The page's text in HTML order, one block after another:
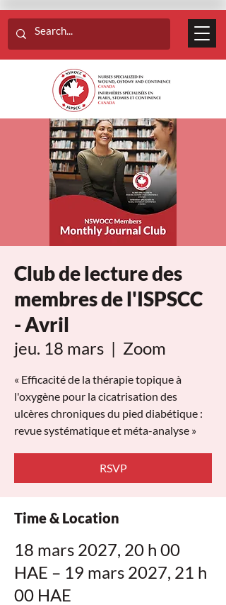
Club de lecture des
membres de l'ISPSCC
- Avril
jeu. 18 mars
  |
Zoom
« Efficacité de la thérapie topique à
l'oxygène pour la cicatrisation des
ulcères chroniques du pied diabétique :
revue systématique et méta-analyse »
RSVP
Time & Location
18 mars 2027, 20 h 00
HAE – 19 mars 2027, 21 h
00 HAE